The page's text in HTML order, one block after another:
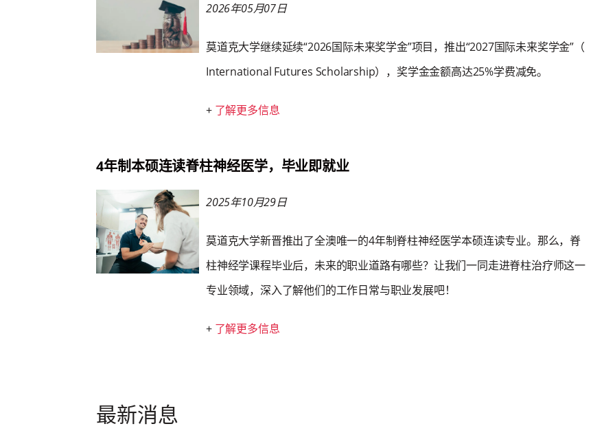
2026年05月07日
莫道克大学继续延续“2026国际未来奖学金”项目，推出“2027国际未来奖学金”（
International Futures Scholarship），奖学金金额高达25%学费减免。
+ 了解更多信息
4年制本硕连读脊柱神经医学，毕业即就业
2025年10月29日
莫道克大学新晋推出了全澳唯一的4年制脊柱神经医学本硕连读专业。那么，脊
柱神经学课程毕业后，未来的职业道路有哪些？让我们一同走进脊柱治疗师这一
专业领域，深入了解他们的工作日常与职业发展吧！
+ 了解更多信息
最新消息